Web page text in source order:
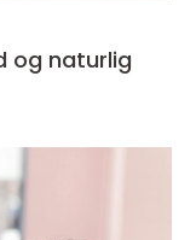
og naturlig